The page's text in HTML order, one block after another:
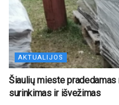
AKTUALIJOS
Šiaulių mieste
surinkimas ir išvežimas